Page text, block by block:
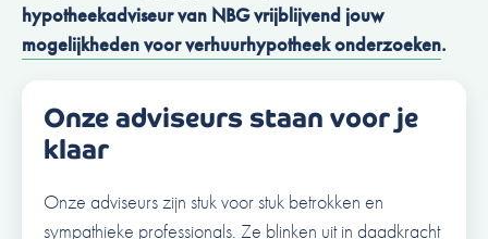
hypotheekadviseur van NBG vrijblijvend jouw
mogelijkheden voor verhuurhypotheek onderzoeken.
Onze adviseurs staan voor je
klaar
Onze adviseurs zijn stuk voor stuk betrokken en
sympathieke professionals. Ze blinken uit in daadkracht